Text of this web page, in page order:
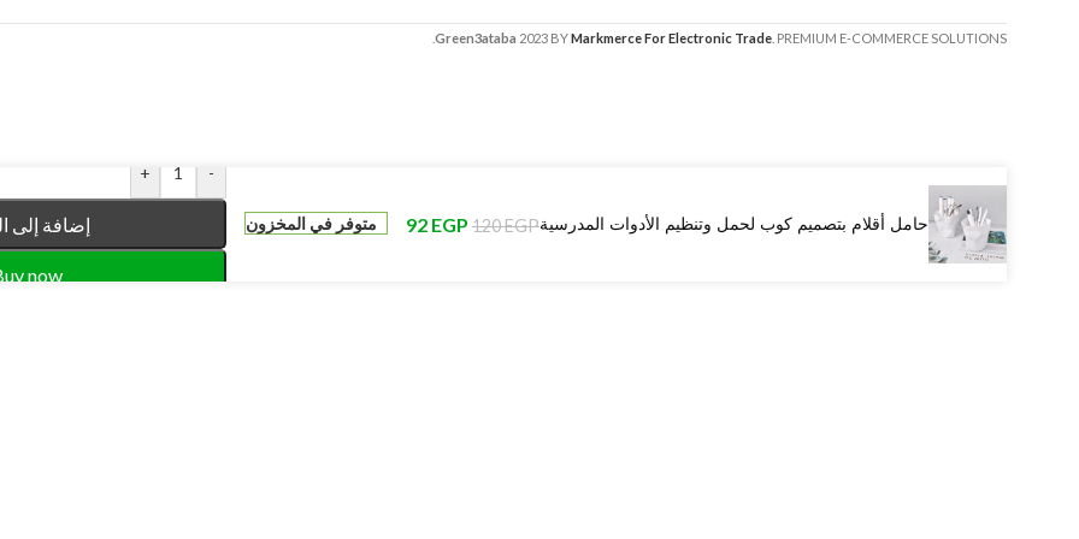
Green3ataba 2023 BYMarkmerce For Electronic Trade . PREMIUM E-COMMERCE SOLUTIONS.
حامل أقلام بتصميم كوب لحمل وتنظيم الأدوات المدرسية 120EGP
92 EGP متوفر في المخزون
-
+
إضافة إلى
now